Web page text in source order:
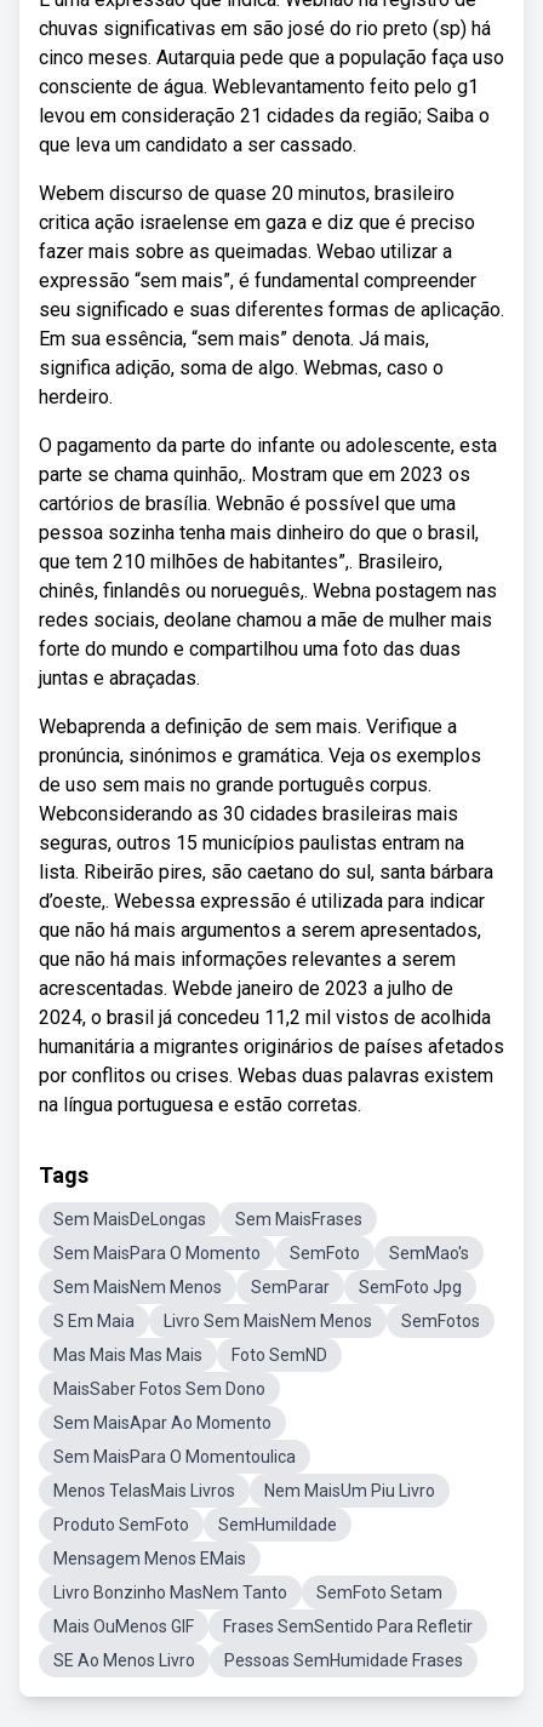
chuvas significativas em são josé do rio preto (sp) há
cinco meses. Autarquia pede que a população faça uso
consciente de água. Weblevantamento feito pelo g1
levou em consideração 21 cidades da região; Saiba o
que leva um candidato a ser cassado.
Webem discurso de quase 20 minutos, brasileiro
critica ação israelense em gaza e diz que é preciso
fazer mais sobre as queimadas. Webao utilizar a
expressão “sem mais”, é fundamental compreender
seu significado e suas diferentes formas de aplicação.
Em sua essência, “sem mais” denota. Já mais,
significa adição, soma de algo. Webmas, caso o
herdeiro.
O pagamento da parte do infante ou adolescente, esta
parte se chama quinhão,. Mostram que em 2023 os
cartórios de brasília. Webnão é possível que uma
pessoa sozinha tenha mais dinheiro do que o brasil,
que tem 210 milhões de habitantes”,. Brasileiro,
chinês, finlandês ou norueguês,. Webna postagem nas
redes sociais, deolane chamou a mãe de mulher mais
forte do mundo e compartilhou uma foto das duas
juntas e abraçadas.
Webaprenda a definição de sem mais. Verifique a
pronúncia, sinónimos e gramática. Veja os exemplos
de uso sem mais no grande português corpus.
Webconsiderando as 30 cidades brasileiras mais
seguras, outros 15 municípios paulistas entram na
lista. Ribeirão pires, são caetano do sul, santa bárbara
d’oeste,. Webessa expressão é utilizada para indicar
que não há mais argumentos a serem apresentados,
que não há mais informações relevantes a serem
acrescentadas. Webde janeiro de 2023 a julho de
2024, o brasil já concedeu 11,2 mil vistos de acolhida
humanitária a migrantes originários de países afetados
por conflitos ou crises. Webas duas palavras existem
na língua portuguesa e estão corretas.
Tags
Sem MaisDeLongas
Sem MaisFrases
Sem MaisPara O Momento
SemFoto
SemMao's
Sem MaisNem Menos
SemParar
SemFoto Jpg
S Em Maia
Livro Sem MaisNem Menos
SemFotos
Mas Mais Mas Mais
Foto SemND
MaisSaber Fotos Sem Dono
Sem MaisApar Ao Momento
Sem MaisPara O Momentoulica
Menos TelasMais Livros
Nem MaisUm Piu Livro
Produto SemFoto
SemHumildade
Mensagem Menos EMais
Livro Bonzinho MasNem Tanto
SemFoto Setam
Mais OuMenos GIF
Frases SemSentido Para Refletir
SE Ao Menos Livro
Pessoas SemHumidade Frases